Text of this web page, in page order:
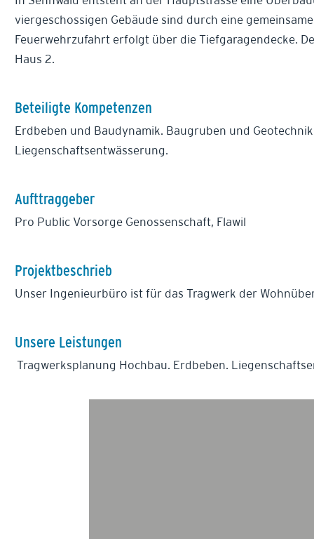
viergeschossigen Gebäude sind durch eine
Feuerwehrzufahrt erfolgt über die Tiefgaragendecke.
Haus 2.
Beteiligte Kompetenzen
Erdbeben und Baudynamik. Baugruben und
Liegenschaftsentwässerung.
Aufttraggeber
Pro Public Vorsorge Genossenschaft, Flawil
Projektbeschrieb
Unser Ingenieurbüro ist für das Tragwerk der
Unsere Leistungen
Tragwerksplanung Hochbau. Erdbeben.